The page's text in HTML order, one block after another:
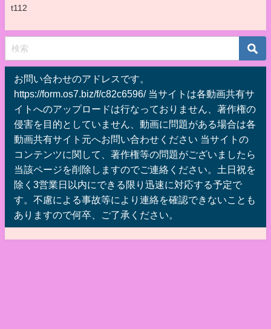
t112
お問い合わせのアドレスです。
https://form.os7.biz/f/c82c6596/ 当サイトは各動画共有サ
イトへのアップロードは行なっておりません、著作権の
侵害を目的としていません、動画に問題がある場合は各
動画共有サイト元へお問い合わせください 当サイトの
コンテンツに関して、著作権等の問題がございましたら
当該ページを削除しますのでご連絡ください。土日祝を
除く3営業日以内にできる限り迅速に対応する予定で
す。不慮による事故等により連絡を確認できないことも
ありますので何卒、ご了承ください。